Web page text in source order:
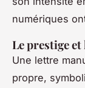
numériques
Le prestige
Une lettre
propre,